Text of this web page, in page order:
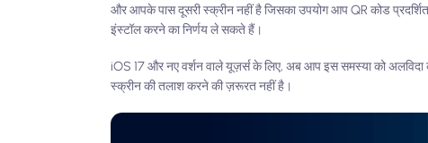
और आपके पास दूसरी स्क्रीन नहीं है जिसका उपयोग आप QR कोड
इंस्टॉल करने का निर्णय ले सकते हैं।
iOS 17 और नए वर्शन वाले यूज़र्स के लिए, अब आप इस समस्या को
स्क्रीन की तलाश करने की ज़रूरत नहीं है।